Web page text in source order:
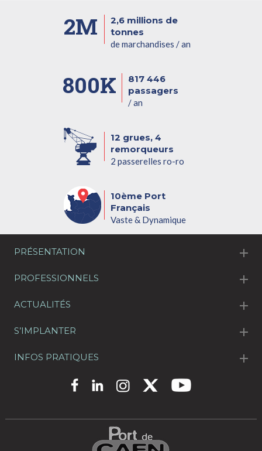
2M
2,6 millions de
tonnes
de marchandises / an
800K
817 446
passagers
/ an
12 grues, 4
remorqueurs
2 passerelles ro-ro
10ème Port
Français
Vaste & Dynamique
PRÉSENTATION
PROFESSIONNELS
ACTUALITÉS
S’IMPLANTER
INFOS PRATIQUES